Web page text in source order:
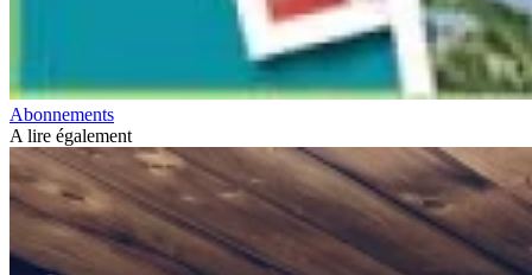
Abonnements
A lire également